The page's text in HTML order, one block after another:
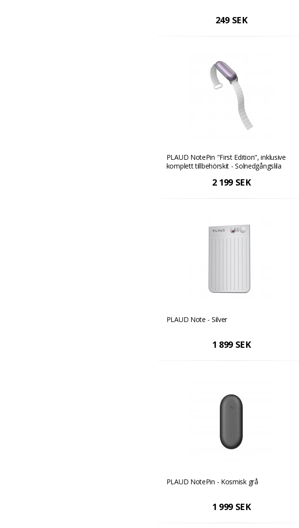
249 SEK
PLAUD NotePin "First Edition", inklusive
komplett tillbehörskit - Solnedgångslila
2 199 SEK
PLAUD Note - Silver
1 899 SEK
PLAUD NotePin - Kosmisk grå
1 999 SEK